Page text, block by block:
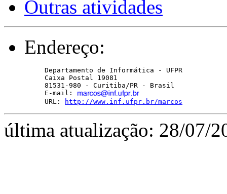
Outras atividades
Endereço:
Departamento de Informática - UFPR
Caixa Postal 19081
81531-980 - Curitiba/PR - Brasil
E-mail:
URL:
http://www.inf.ufpr.br/marcos
última atualização: 28/07/